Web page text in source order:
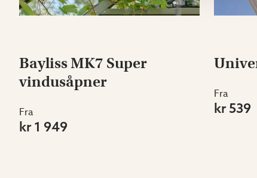
Bayliss MK7 Super
vindusåpner
Fra
kr 1 949
Fra
kr 539